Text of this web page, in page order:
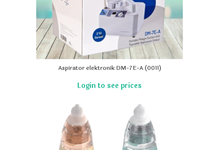
Aspirator elektronik DM-7E-A (0011)